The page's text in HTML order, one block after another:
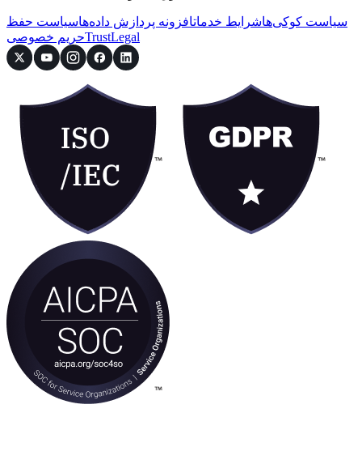
سیاست کوکی‌هاشرایط خدماتافزونه پردازش داده‌هاسیاست حفظ
حریم خصوصیTrustLegal